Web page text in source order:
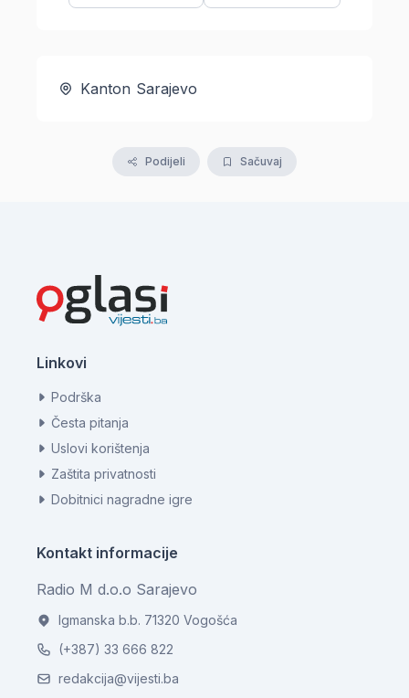
Kanton Sarajevo
Podijeli Sačuvaj
Linkovi
Podrška
Česta pitanja
Uslovi korištenja
Zaštita privatnosti
Dobitnici nagradne igre
Kontakt informacije
Radio M d.o.o Sarajevo
Igmanska b.b. 71320 Vogošća
(+387) 33 666 822
redakcija@vijesti.ba